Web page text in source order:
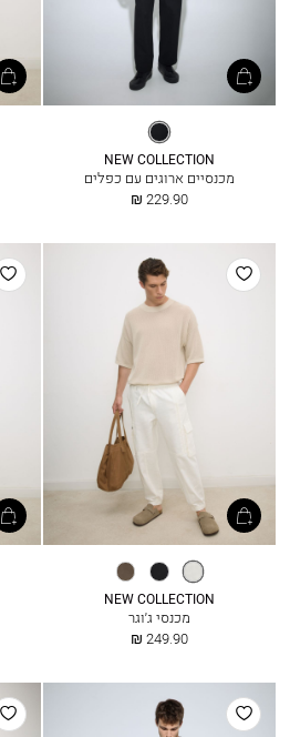
שחור
NEW COLLECTION
מכנסיים ארוגים עם כפלים
החל
229.90 ₪
הוסף
למועדפים
קליפת
ביצה
שחור אפור
אבן
NEW COLLECTION
מכנסי ג׳וגר
החל
249.90 ₪
הוסף
למועדפים